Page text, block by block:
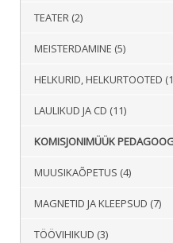
TEATER (2)
MEISTERDAMINE (5)
HELKURID, HELKURTOOTED
LAULIKUD JA CD (11)
KOMISJONIMÜÜK
MUUSIKAÕPETUS (4)
MAGNETID JA KLEEPSUD (7)
TÖÖVIHIKUD (3)